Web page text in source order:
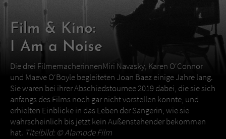
Film & Kino:
I Am a Noise
Die drei FilmemacherinnenMiri Navasky, Karen O‘Connor
und Maeve O‘Boyle begleiteten Joan Baez einige Jahre lang.
Sie waren bei ihrer Abschiedstournee 2019 dabei, die sie sich
anfangs des Films noch gar nicht vorstellen konnte, und
erhielten Einblicke in das Leben der Sängerin, wie sie
wahrscheinlich bis jetzt kein Außenstehender bekommen
hat. Titelbild: ©Alamode Film